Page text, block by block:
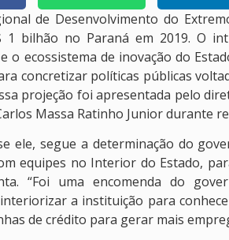
de Desenvolvimento do
1 bilhão no Paraná em 2019. O
o ecossistema de inovação do
concretizar políticas públicas
projeção foi apresentada pelo
Massa Ratinho Junior durante
ele, segue a determinação do
equipes no Interior do Estado,
“Foi uma encomenda do
a instituição para
de crédito para gerar mais